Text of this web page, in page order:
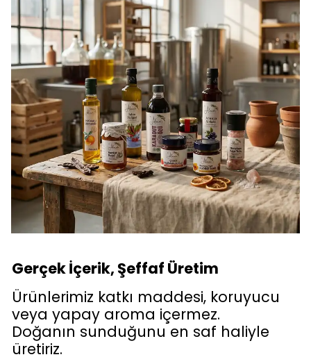
Gerçek İçerik, Şeffaf Üretim
Ürünlerimiz katkı maddesi, koruyucu
veya yapay aroma içermez.
Doğanın sunduğunu en saf haliyle
üretiriz.